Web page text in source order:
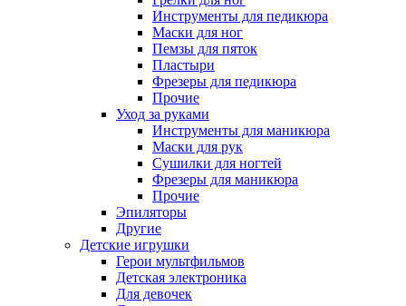
Инструменты для педикюра
Маски для ног
Пемзы для пяток
Пластыри
Фрезеры для педикюра
Прочие
Уход за руками
Инструменты для маникюра
Маски для рук
Сушилки для ногтей
Фрезеры для маникюра
Прочие
Эпиляторы
Другие
Детские игрушки
Герои мультфильмов
Детская электроника
Для девочек